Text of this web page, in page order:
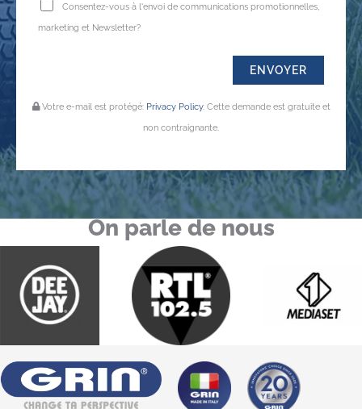
Consentez-vous à l'envoi de communications promotionnelles,
marketing et Newsletter?
Votre e-mail est protégé: Privacy Policy. Cette demande est gratuite et
non contraignante.
On parle de nous